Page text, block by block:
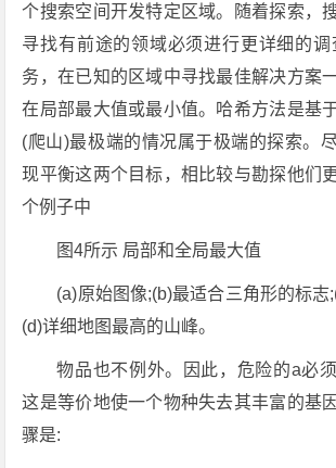
个搜索空间开发特定区域。随着探索，
寻找有前途的领域必须进行更详细的
务，在已知的区域中寻找最佳解决方案
在局部最大值或最小值。哈希方法是基
(爬山)最极端的情况属于极端的探索。
现平衡这两个目标，相比较与勘探他们
个例子中
图4所示 局部和全局最大值
(a)原始图像;(b)最适合三角形的标志
(d)详细地图最高的山峰。
物品也不例外。因此，危险的a必
这是等价地使一个物种失去其丰富的基
骤是: